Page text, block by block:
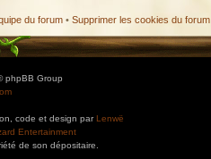
du forum • Supprimer les cookies du forum
phpBB Group
code et design par Lenwë
Entertainment
de son dépositaire.